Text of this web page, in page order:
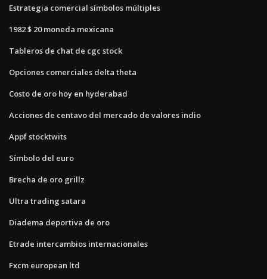
Estrategia comercial símbolos múltiples
1982 $ 20 moneda mexicana
Tableros de chat de cgc stock
Opciones comerciales delta theta
Costo de oro hoy en hyderabad
Acciones de centavo del mercado de valores indio
Appf stocktwits
Símbolo del euro
Brecha de oro grillz
Ultra trading satara
Diadema deportiva de oro
Etrade intercambios internacionales
Fxcm european ltd